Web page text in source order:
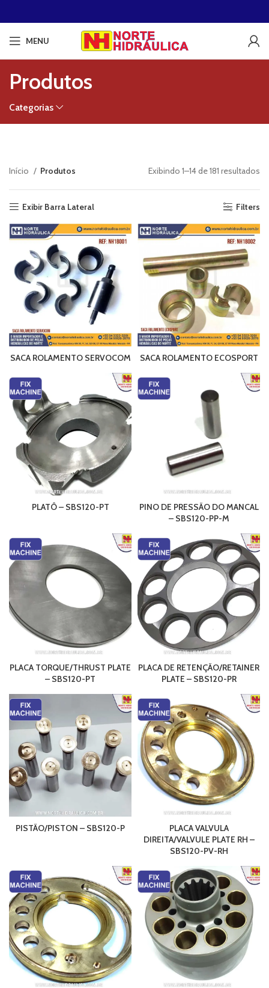
MENU
Produtos
Categorias
Início Produtos Exibindo 1–14 de 181 resultados
Exibir Barra Lateral
Filters
SACA ROLAMENTO SERVOCOM SACA ROLAMENTO ECOSPORT
PLATÔ – SBS120-PT
PINO DE PRESSÃO DO MANCAL
– SBS120-PP-M
PLACA TORQUE/THRUST PLATE
– SBS120-PT
PLACA DE RETENÇÃO/RETAINER
PLATE – SBS120-PR
PISTÃO/PISTON – SBS120-P
PLACA VALVULA
DIREITA/VALVULE PLATE RH –
SBS120-PV-RH